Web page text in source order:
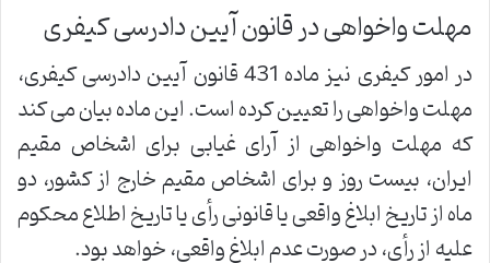
مهلت واخواهی در قانون آیین دادرسی کیفری
در امور کیفری نیز ماده 431 قانون آیین دادرسی کیفری،
مهلت واخواهی را تعیین کرده است. این ماده بیان می کند
که مهلت واخواهی از آرای غیابی برای اشخاص مقیم
ایران، بیست روز و برای اشخاص مقیم خارج از کشور، دو
ماه از تاریخ ابلاغ واقعی یا قانونی رأی یا تاریخ اطلاع محکوم
علیه از رأی، در صورت عدم ابلاغ واقعی، خواهد بود.